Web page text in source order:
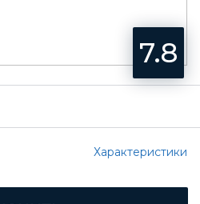
7.8
Характеристики